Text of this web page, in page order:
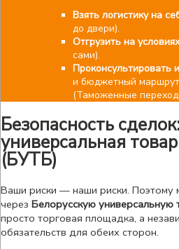
Взять логистику на
до двери).
Отгрузить на
сами).
Проконсультировать
и бюджетный
(Таможенные
Безопасность
универсальная
(БУТБ)
Ваши риски — наши риски. Поэтому
через Белорусскую
просто торговая площадка, а
обязательств для обеих сторон.